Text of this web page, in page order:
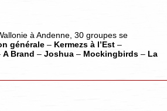
à Andenne, 30 groupes se
générale– Kermezs à l’Est–
A Brand – Joshua– Mockingbirds– La